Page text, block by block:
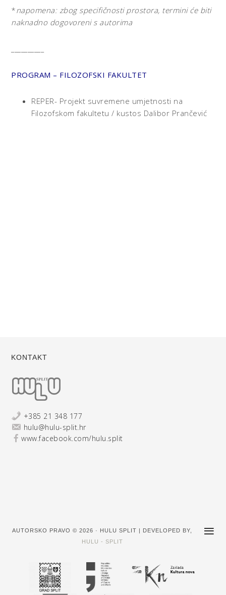
*napomena: zbog specifičnosti prostora, termini će biti
naknadno dogovoreni s autorima
PROGRAM – FILOZOFSKI FAKULTET
REPER- Projekt suvremene umjetnosti na
Filozofskom fakultetu / kustos Dalibor Prančević
KONTAKT
+385 21 348 177
hulu@hulu-split.hr
www.facebook.com/hulu.split
AUTORSKO PRAVO © 2026 · HULU SPLIT | DEVELOPED BY,
HULU - SPLIT